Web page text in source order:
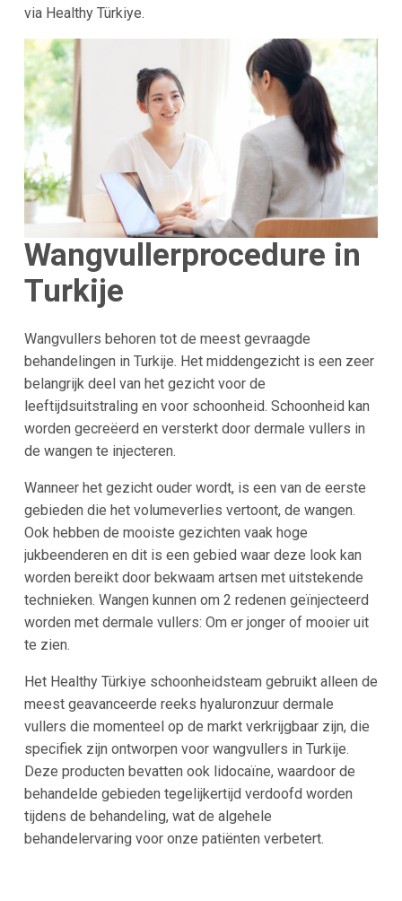
via Healthy Türkiye.
Wangvullerprocedure in
Turkije
Wangvullers behoren tot de meest gevraagde
behandelingen in Turkije. Het middengezicht is een zeer
belangrijk deel van het gezicht voor de
leeftijdsuitstraling en voor schoonheid. Schoonheid kan
worden gecreëerd en versterkt door dermale vullers in
de wangen te injecteren.
Wanneer het gezicht ouder wordt, is een van de eerste
gebieden die het volumeverlies vertoont, de wangen.
Ook hebben de mooiste gezichten vaak hoge
jukbeenderen en dit is een gebied waar deze look kan
worden bereikt door bekwaam artsen met uitstekende
technieken. Wangen kunnen om 2 redenen geïnjecteerd
worden met dermale vullers: Om er jonger of mooier uit
te zien.
Het Healthy Türkiye schoonheidsteam gebruikt alleen de
meest geavanceerde reeks hyaluronzuur dermale
vullers die momenteel op de markt verkrijgbaar zijn, die
specifiek zijn ontworpen voor wangvullers in Turkije.
Deze producten bevatten ook lidocaïne, waardoor de
behandelde gebieden tegelijkertijd verdoofd worden
tijdens de behandeling, wat de algehele
behandelervaring voor onze patiënten verbetert.